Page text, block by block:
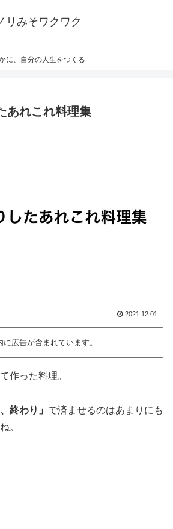
リみそワクワク
に、自分の人生をつくる
あれこれ料理集
2021.12.01
に広告が含まれています。
作った料理。
終わり」 で済ませるのはあまりにも
。